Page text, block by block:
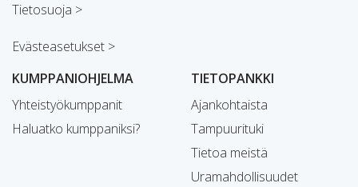
Tietosuoja >
Evästeasetukset >
KUMPPANIOHJELMA
Yhteistyökumppanit
Haluatko kumppaniksi?
TIETOPANKKI
Ajankohtaista
Tampuurituki
Tietoa meistä
Uramahdollisuudet